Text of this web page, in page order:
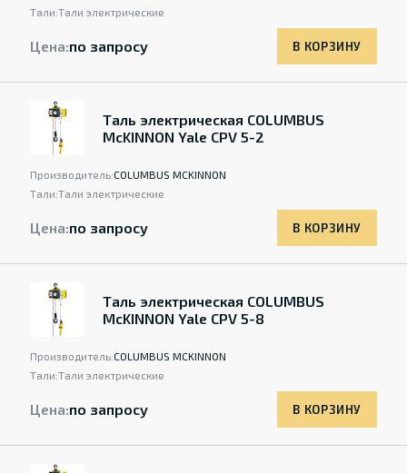
Тали:Тали электрические
Цена:по запросу В КОРЗИНУ
Таль электрическая COLUMBUS
McKINNON Yale CPV 5-2
Производитель:COLUMBUS MCKINNON
Тали:Тали электрические
Цена:по запросу В КОРЗИНУ
Таль электрическая COLUMBUS
McKINNON Yale CPV 5-8
Производитель:COLUMBUS MCKINNON
Тали:Тали электрические
Цена:по запросу В КОРЗИНУ